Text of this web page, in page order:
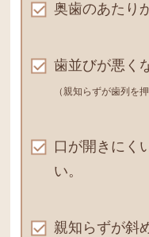
奥歯のあたり
歯並びが悪く
（親知らずが歯列を
口が開きにく
い。
親知らずが斜